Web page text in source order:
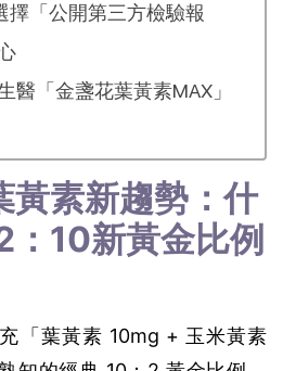
擇「公開第三方檢驗報
醫「金盞花葉黃素MAX」
素新趨勢：什
10新黃金比例
「葉黃素 10mg + 玉米黃素